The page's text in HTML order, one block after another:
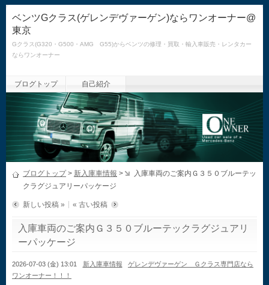
ベンツGクラス(ゲレンデヴァーゲン)ならワンオーナー@
東京
Gクラス(G320・G500・AMG G55)からベンツの修理・買取・輸入車販売・レンタカー
ならワンオーナー
ブログトップ 自己紹介
ブログトップ> 新入庫車情報 >
入庫車両のご案内Ｇ３５０ブルーテッ
クラグジュアリーパッケージ
新しい投稿 » « 古い投稿
入庫車両のご案内Ｇ３５０ブルーテックラグジュアリ
ーパッケージ
2026-07-03 (金) 13:01 新入庫車情報
ゲレンデヴァーゲン Ｇクラス専門店なら
ワンオーナー！！！